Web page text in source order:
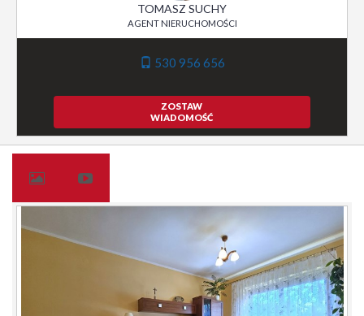
TOMASZ SUCHY
AGENT NIERUCHOMOŚCI
530 956 656
ZOSTAW
WIADOMOŚĆ